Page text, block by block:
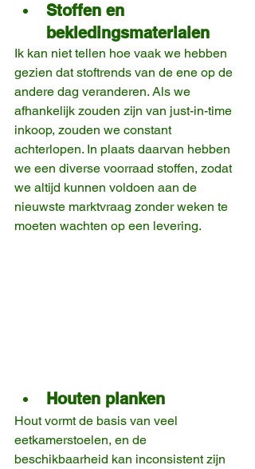
Stoffen en
bekledingsmaterialen
Ik kan niet tellen hoe vaak we hebben
gezien dat stoftrends van de ene op de
andere dag veranderen. Als we
afhankelijk zouden zijn van just-in-time
inkoop, zouden we constant
achterlopen. In plaats daarvan hebben
we een diverse voorraad stoffen, zodat
we altijd kunnen voldoen aan de
nieuwste marktvraag zonder weken te
moeten wachten op een levering.
Houten planken
Hout vormt de basis van veel
eetkamerstoelen, en de
beschikbaarheid kan inconsistent zijn